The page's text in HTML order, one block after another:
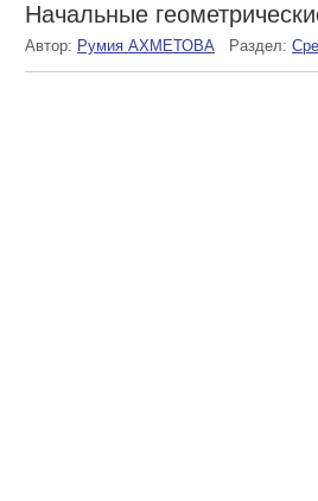
Начальные
Автор: Румия АХМЕТОВА Раздел: